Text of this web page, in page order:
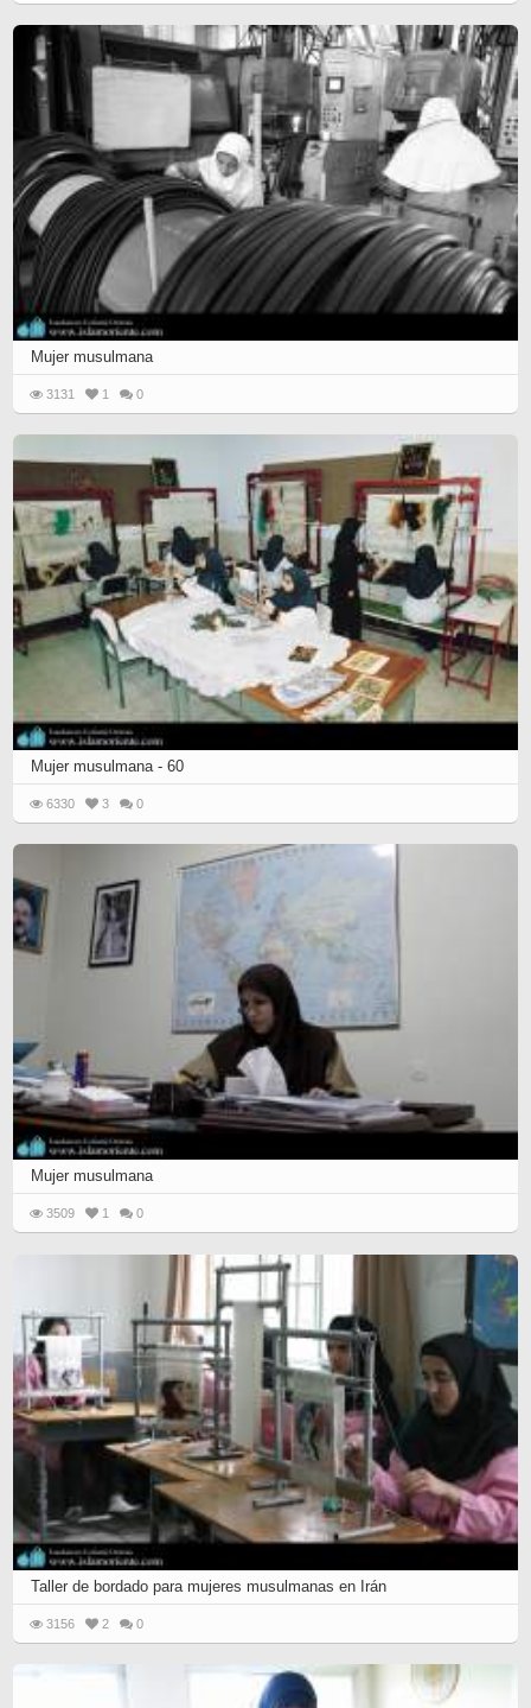
Mujer musulmana
3131 1 0
Mujer musulmana - 60
6330 3 0
Mujer musulmana
3509 1 0
Taller de bordado para mujeres musulmanas en Irán
3156 2 0